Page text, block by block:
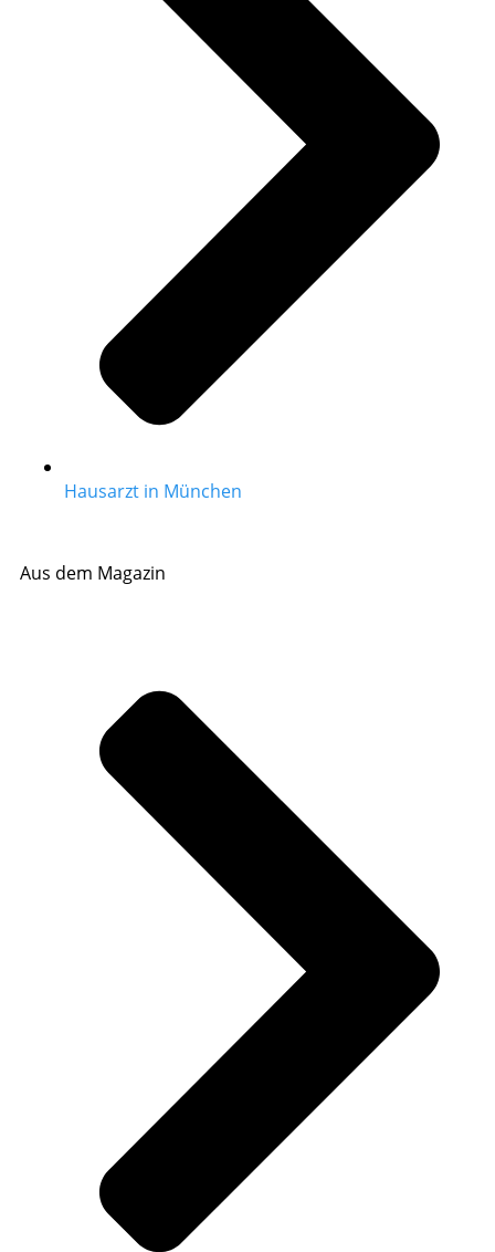
Hausarzt in München
Aus dem Magazin